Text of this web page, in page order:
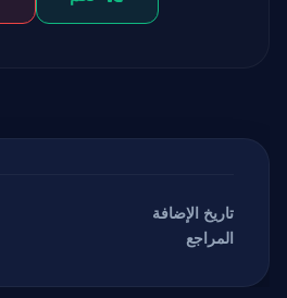
تاريخ الإضافة
المراجع
مرشد بوابة الذكاء الاصطناعي